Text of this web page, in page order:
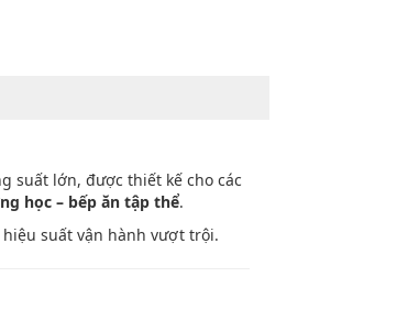
suất lớn, được thiết kế cho các
học – bếp ăn tập thể.
suất vận hành vượt trội.